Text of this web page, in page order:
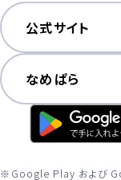
公式サイト
（新しいウィンド
なめぱら
（新しいウィンド
Google Play および